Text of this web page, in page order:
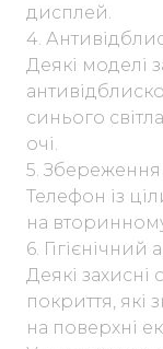
дисплей.
4.
Деякі моделі
синього
очі.
5. Збереження
Телефон із
на
6. Гігієнічний
Деякі захисні
покриття,
на поверхні